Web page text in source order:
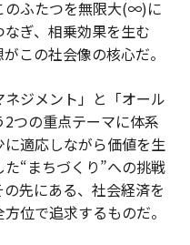
のふたつを無限大(∞)に
ぎ、相乗効果を生む
この社会像の核心だ。
ジメント」と「オール
つの重点テーマに体系
適応しながら価値を生
“まちづくり”への挑戦
先にある、社会経済を
位で追求するものだ。